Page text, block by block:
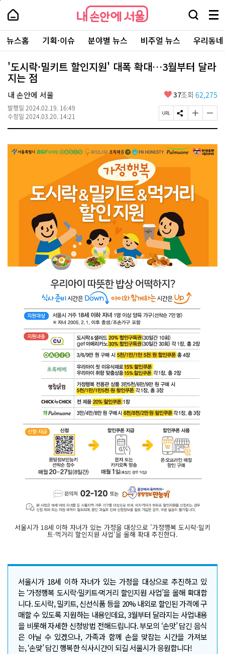
본
로
가
내
손
안
에
서
울
-
서
울
시
대
표
소
통
포
내
손
에
울
검
창
열
기
메
뉴
전
체
보
기
주
요
서
뉴스홈 기획·이슈 분야별 뉴스 비주얼 뉴스 우리동
'도시락·밀키트 할인지원' 대폭 확대…3월부터 달라
지는 점
내 손안에 서울
발행일 2024.02.19. 16:49
수정일 2024.03.20. 14:21
좋
요
37조회 62,275
페
이
U
R
복
S
N
공
유
기
글
자
기
크
게
기
글
자
기
작
게
서울시가 18세 이하 자녀가 있는 가정을 대상으로 '가정행복 도시락·밀키
트·먹거리 할인지원 사업'을 올해 확대 추진한다.
서울시가 18세 이하 자녀가 있는 가정을 대상으로 추진하고 있
는 ‘가정행복 도시락·밀키트·먹거리 할인지원 사업’을 올해 확대합
니다. 도시락, 밀키트, 신선식품 등을 20% 내외로 할인된 가격에 구
매할 수 있도록 지원하는 내용인데요, 3월부터 달라지는 사업내용
을 비롯해 자세한 신청방법 전해드립니다. 부모의 ‘손맛’ 담긴 음식
은 아닐 수 있겠으나, 가족과 함께 손을 맞잡는 시간을 가져보
는, ‘손맞’ 담긴 행복한 식사시간이 되길 서울시가 응원합니다!
페
상
단
로